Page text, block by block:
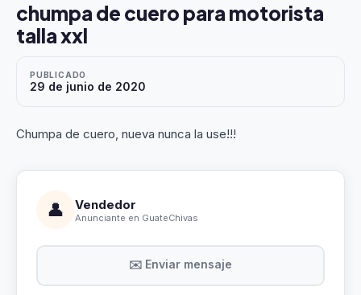
chumpa de cuero para motorista
talla xxl
PUBLICADO
29 de junio de 2020
Chumpa de cuero, nueva nunca la use!!!
👤 Vendedor
Anunciante en GuateChivas
✉️ Enviar mensaje